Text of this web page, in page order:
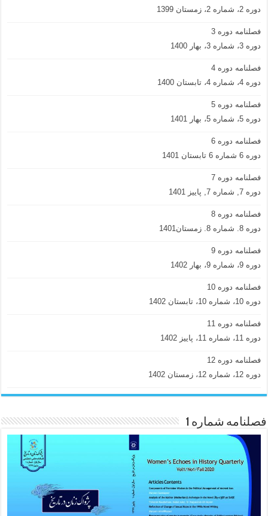
دوره 2، شماره 2، زمستان 1399
فصلنامه دوره 3
دوره 3، شماره 3، بهار 1400
فصلنامه دوره 4
دوره 4، شماره 4، تابستان 1400
فصلنامه دوره 5
دوره 5، شماره 5، بهار 1401
فصلنامه دوره 6
دوره 6 شماره 6 تابستان 1401
فصلنامه دوره 7
دوره 7, شماره 7, پاییز 1401
فصلنامه دوره 8
دوره 8. شماره 8. زمستان1401
فصلنامه دوره 9
دوره 9، شماره 9، بهار 1402
فصلنامه دوره 10
دوره 10، شماره 10، تابستان 1402
فصلنامه دوره 11
دوره 11، شماره 11، پاییز 1402
فصلنامه دوره 12
دوره 12، شماره 12، زمستان 1402
فصلنامه شماره 1